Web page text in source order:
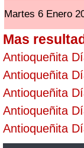
Martes 6 Enero
Mas
Antioqueñita
Antioqueñita
Antioqueñita
Antioqueñita
Antioqueñita